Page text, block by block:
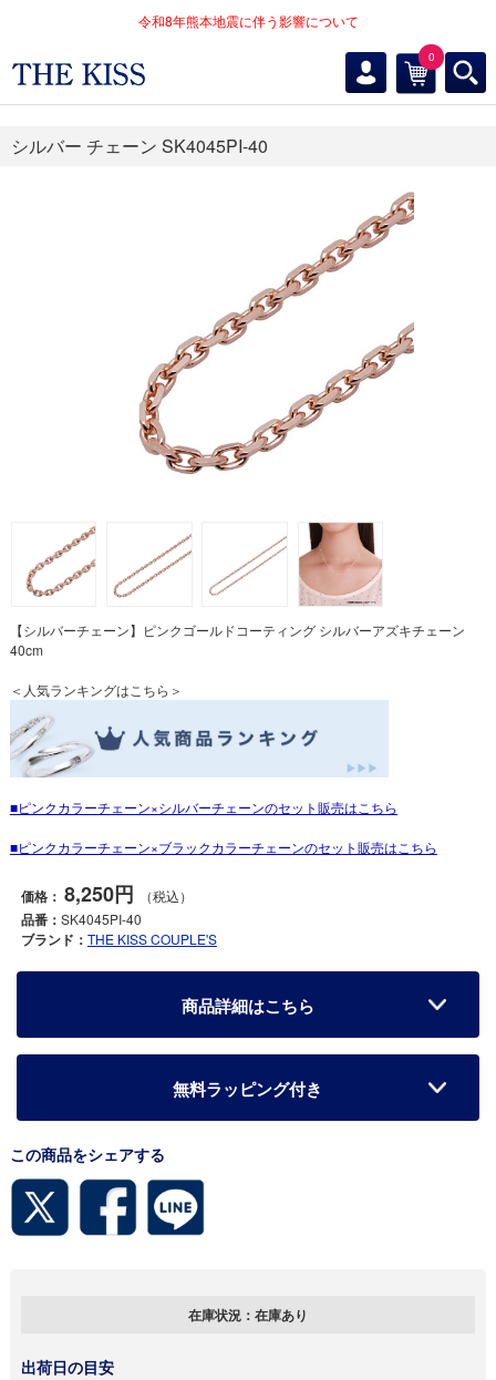
令和8年熊本地震に伴う影響について
0
シルバー チェーン SK4045PI-40
【シルバーチェーン】ピンクゴールドコーティング シルバーアズキチェーン
40cm
＜人気ランキングはこちら＞
ピンクカラーチェーン×シルバーチェーンのセット販売はこちら
ピンクカラーチェーン×ブラックカラーチェーンのセット販売はこちら
価格： 8,250円 （税込）
品番： SK4045PI-40
ブランド： THE KISS COUPLE'S
商品詳細はこちら
無料ラッピング付き
この商品をシェアする
在庫状況： 在庫あり
出荷日の目安